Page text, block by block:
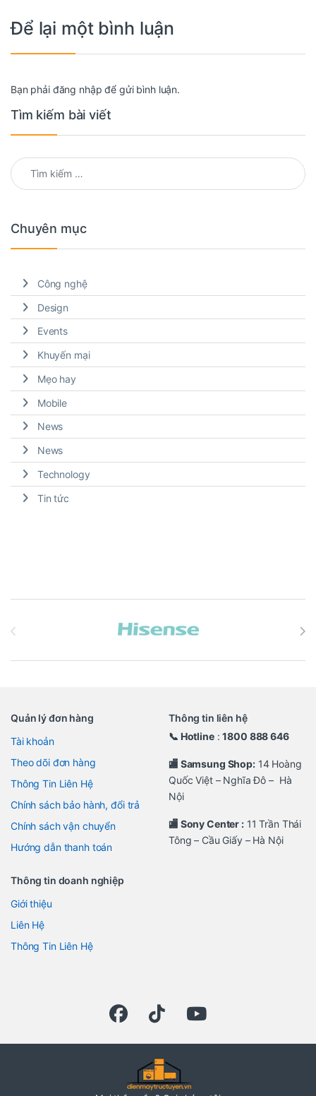
Để lại một bình luận
Bạn phải đăng nhập để gửi bình luận.
Tìm kiếm bài viết
Tìm kiếm cho:
Chuyên mục
Công nghệ
Design
Events
Khuyến mại
Mẹo hay
Mobile
News
News
Technology
Tin tức
Quản lý đơn hàng
Tài khoản
Theo dõi đơn hàng
Thông Tin Liên Hệ
Chính sách bảo hành, đổi trả
Chính sách vận chuyển
Hướng dẫn thanh toán
Thông tin liên hệ
📞 Hotline:1800 888 646
🏬 Samsung Shop:14 Hoàng
Quốc Việt – Nghĩa Đô – Hà
Nội
🏬 Sony Center :11 Trần Thái
Tông – Cầu Giấy – Hà Nội
Thông tin doanh nghiệp
Giới thiệu
Liên Hệ
Thông Tin Liên Hệ